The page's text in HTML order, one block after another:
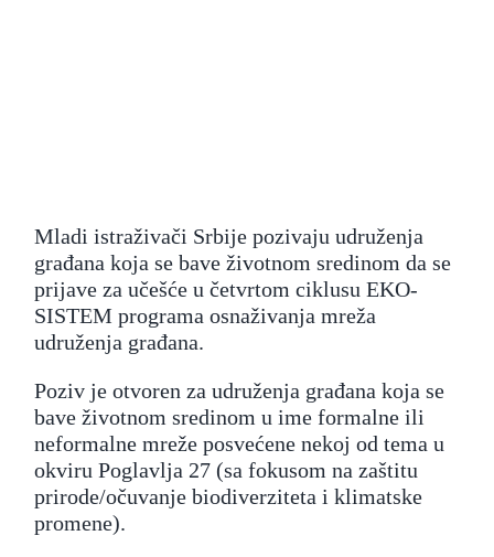
Mladi istraživači Srbije pozivaju udruženja
građana koja se bave životnom sredinom da se
prijave za učešće u četvrtom ciklusu EKO-
SISTEM programa osnaživanja mreža
udruženja građana.
Poziv je otvoren za udruženja građana koja se
bave životnom sredinom u ime formalne ili
neformalne mreže posvećene nekoj od tema u
okviru Poglavlja 27 (sa fokusom na zaštitu
prirode/očuvanje biodiverziteta i klimatske
promene).